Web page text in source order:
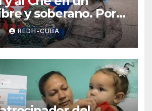
y soberano. Por
Arce Issac
REDH-CUBA